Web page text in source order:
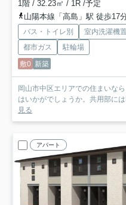
1階 / 32.23㎡ / 1R /予定
山陽本線「高島」駅 徒歩17
バス・トイレ別 室内洗濯機
都市ガス
駐輪場
敷0 新築
岡山市中区エリアでの住まいな
はいかがでしょうか。共用部に
見る
アパート